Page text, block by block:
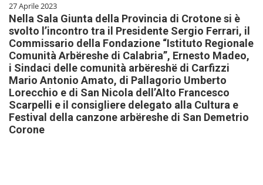
27 Aprile 2023
Nella Sala Giunta della Provincia di Crotone si è
svolto l’incontro tra il Presidente Sergio Ferrari, il
Commissario della Fondazione “Istituto Regionale
Comunità Arbëreshe di Calabria”, Ernesto Madeo,
i Sindaci delle comunità arbëreshë di Carfizzi
Mario Antonio Amato, di Pallagorio Umberto
Lorecchio e di San Nicola dell’Alto Francesco
Scarpelli e il consigliere delegato alla Cultura e
Festival della canzone arbëreshe di San Demetrio
Corone